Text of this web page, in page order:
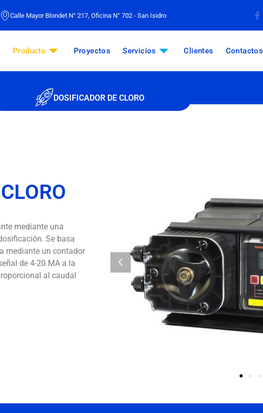
Calle Mayor Blondet N° 217, Oficina N° 702 - San Isidro
Producto Proyectos Servicios Clientes Contactos
DOSIFICADOR DE CLORO
mediante una
Se basa
mediante un contador
de 4-20 MA a la
al caudal